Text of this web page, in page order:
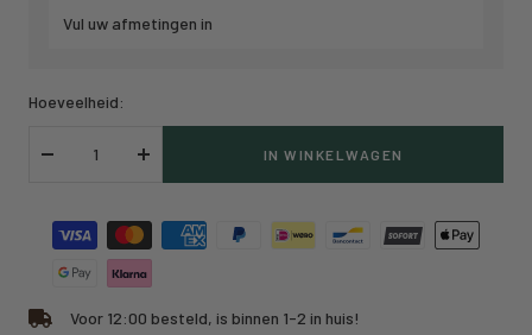
Vul uw afmetingen in
Hoeveelheid:
Verlaag
Verhoog
IN WINKELWAGEN
Voor 12:00 besteld, is binnen 1-2 in huis!